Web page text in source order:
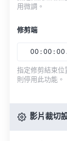
用微調。
修剪端
00 : 00 : 00
指定修剪結束位
則停用此功能。
影片裁切